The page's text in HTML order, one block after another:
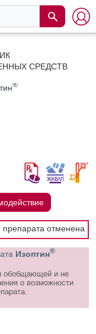
СРЕДСТВ
®
препарата отменена
Изоптин®
обобщающей и не
о возможности